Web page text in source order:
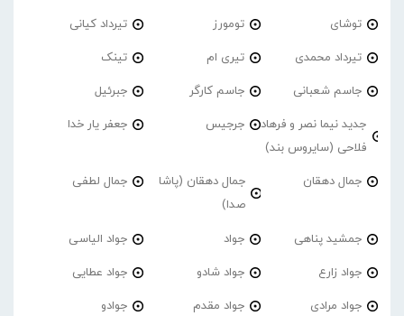
توشای تومورز تیرداد کیانی
تیرداد محمدی تیری ام تینک
جاسم شعبانی جاسم کارگر جبرئیل
جدید نیما نصر و فرهاد
فلاحی (سایروس بند)
جرجیس جعفر یار خدا
جمال دهقان
جمال دهقان (پاشا
صدا)
جمال لطفی
جمشید پناهی جواد جواد الیاسی
جواد زارع جواد شادو جواد عطایی
جواد مرادی جواد مقدم جوادو